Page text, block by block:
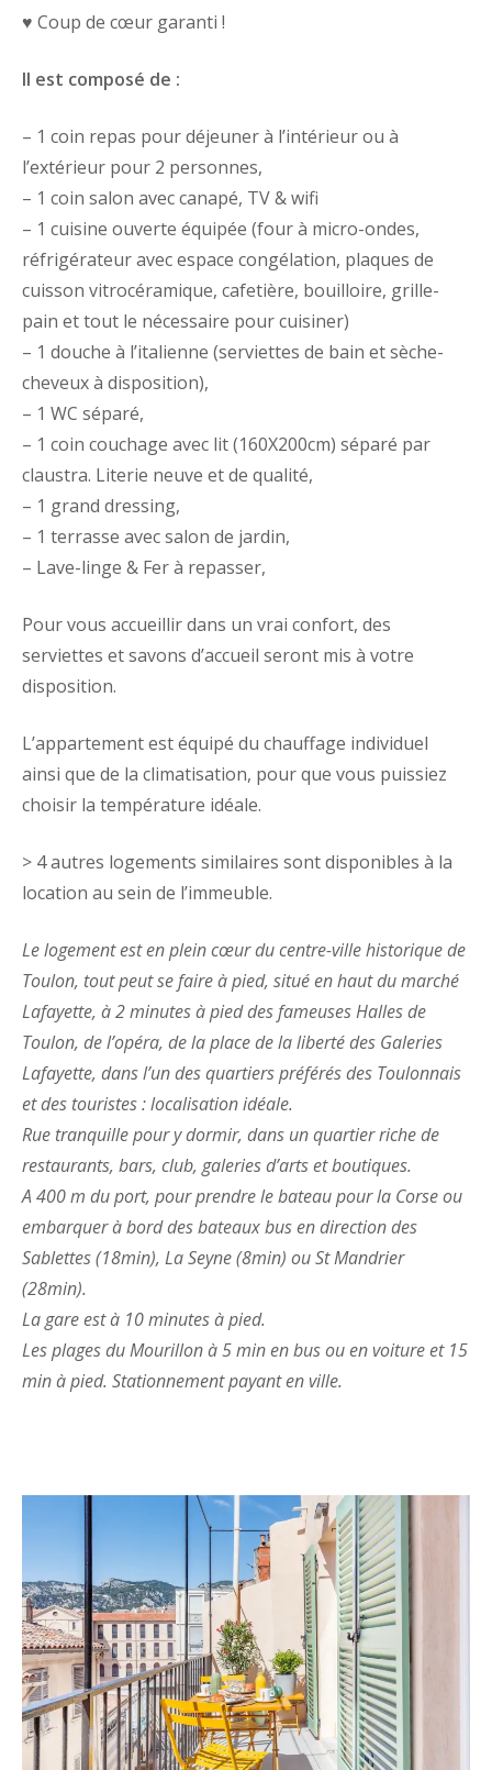
♥️ Coup de cœur garanti !
Il est composé de :
– 1 coin repas pour déjeuner à l’intérieur ou à
l’extérieur pour 2 personnes,
– 1 coin salon avec canapé, TV & wifi
– 1 cuisine ouverte équipée (four à micro-ondes,
réfrigérateur avec espace congélation, plaques de
cuisson vitrocéramique, cafetière, bouilloire, grille-
pain et tout le nécessaire pour cuisiner)
– 1 douche à l’italienne (serviettes de bain et sèche-
cheveux à disposition),
– 1 WC séparé,
– 1 coin couchage avec lit (160X200cm) séparé par
claustra. Literie neuve et de qualité,
– 1 grand dressing,
– 1 terrasse avec salon de jardin,
– Lave-linge & Fer à repasser,
Pour vous accueillir dans un vrai confort, des
serviettes et savons d’accueil seront mis à votre
disposition.
L’appartement est équipé du chauffage individuel
ainsi que de la climatisation, pour que vous puissiez
choisir la température idéale.
> 4 autres logements similaires sont disponibles à la
location au sein de l’immeuble.
Le logement est en plein cœur du centre-ville historique de
Toulon, tout peut se faire à pied, situé en haut du marché
Lafayette, à 2 minutes à pied des fameuses Halles de
Toulon, de l’opéra, de la place de la liberté des Galeries
Lafayette, dans l’un des quartiers préférés des Toulonnais
et des touristes : localisation idéale.
Rue tranquille pour y dormir, dans un quartier riche de
restaurants, bars, club, galeries d’arts et boutiques.
A 400 m du port, pour prendre le bateau pour la Corse ou
embarquer à bord des bateaux bus en direction des
Sablettes (18min), La Seyne (8min) ou St Mandrier
(28min).
La gare est à 10 minutes à pied.
Les plages du Mourillon à 5 min en bus ou en voiture et 15
min à pied. Stationnement payant en ville.